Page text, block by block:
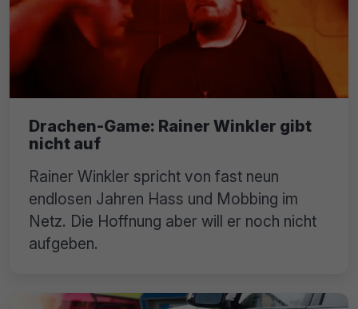
Drachen-Game: Rainer Winkler gibt
nicht auf
Rainer Winkler spricht von fast neun
endlosen Jahren Hass und Mobbing im
Netz. Die Hoffnung aber will er noch nicht
aufgeben.